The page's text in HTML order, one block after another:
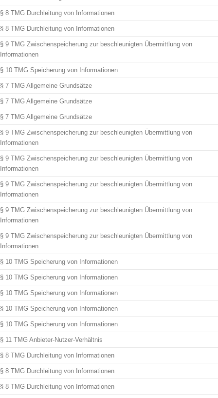
§ 8 TMG Durchleitung von Informationen
§ 8 TMG Durchleitung von Informationen
§ 9 TMG Zwischenspeicherung zur beschleunigten Übermittlung von
Informationen
§ 10 TMG Speicherung von Informationen
§ 7 TMG Allgemeine Grundsätze
§ 7 TMG Allgemeine Grundsätze
§ 7 TMG Allgemeine Grundsätze
§ 9 TMG Zwischenspeicherung zur beschleunigten Übermittlung von
Informationen
§ 9 TMG Zwischenspeicherung zur beschleunigten Übermittlung von
Informationen
§ 9 TMG Zwischenspeicherung zur beschleunigten Übermittlung von
Informationen
§ 9 TMG Zwischenspeicherung zur beschleunigten Übermittlung von
Informationen
§ 9 TMG Zwischenspeicherung zur beschleunigten Übermittlung von
Informationen
§ 10 TMG Speicherung von Informationen
§ 10 TMG Speicherung von Informationen
§ 10 TMG Speicherung von Informationen
§ 10 TMG Speicherung von Informationen
§ 10 TMG Speicherung von Informationen
§ 11 TMG Anbieter-Nutzer-Verhältnis
§ 8 TMG Durchleitung von Informationen
§ 8 TMG Durchleitung von Informationen
§ 8 TMG Durchleitung von Informationen